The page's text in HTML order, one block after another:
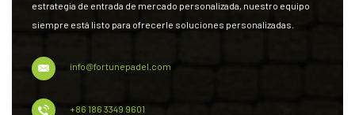
estrategia de entrada de mercado personalizada, nuestro equipo
siempre está listo para ofrecerle soluciones personalizadas.
info@fortunepadel.com
+86 186 3349 9601